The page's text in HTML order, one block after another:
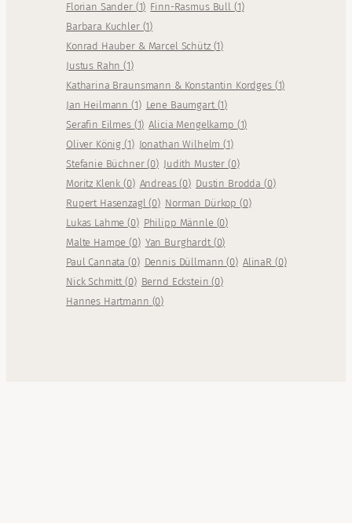
Florian Sander (1) Finn-Rasmus Bull (1)
Barbara Kuchler (1)
Konrad Hauber & Marcel Schütz (1)
Justus Rahn(1)
Katharina Braunsmann & Konstantin Kordges (1)
Jan Heilmann(1) Lene Baumgart (1)
Serafin Eilmes (1) Alicia Mengelkamp (1)
Oliver König(1) Jonathan Wilhelm(1)
Stefanie Büchner(0) Judith Muster (0)
Moritz Klenk(0) Andreas(0) Dustin Brodda (0)
Rupert Hasenzagl(0) Norman Dürkop (0)
Lukas Lahme(0) Philipp Männle (0)
Malte Hampe(0) Yan Burghardt (0)
Paul Cannata(0) Dennis Düllmann(0) AlinaR (0)
Nick Schmitt(0) Bernd Eckstein(0)
Hannes Hartmann (0)